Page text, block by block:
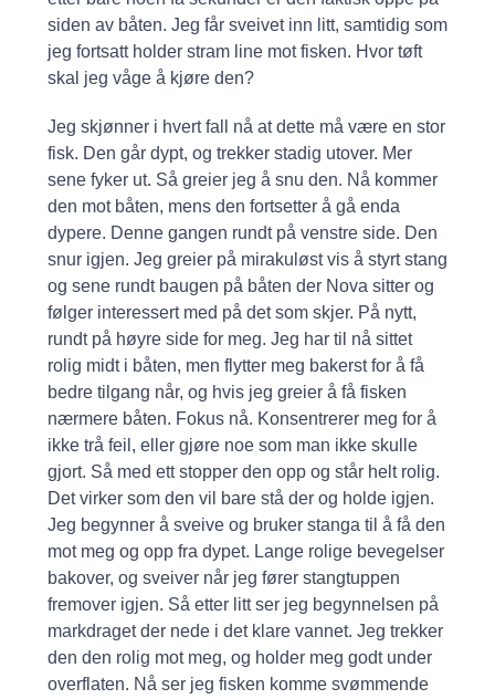
siden av båten. Jeg får sveivet inn litt, samtidig som
jeg fortsatt holder stram line mot fisken. Hvor tøft
skal jeg våge å kjøre den?
Jeg skjønner i hvert fall nå at dette må være en stor
fisk. Den går dypt, og trekker stadig utover. Mer
sene fyker ut. Så greier jeg å snu den. Nå kommer
den mot båten, mens den fortsetter å gå enda
dypere. Denne gangen rundt på venstre side. Den
snur igjen. Jeg greier på mirakuløst vis å styrt stang
og sene rundt baugen på båten der Nova sitter og
følger interessert med på det som skjer. På nytt,
rundt på høyre side for meg. Jeg har til nå sittet
rolig midt i båten, men flytter meg bakerst for å få
bedre tilgang når, og hvis jeg greier å få fisken
nærmere båten. Fokus nå. Konsentrerer meg for å
ikke trå feil, eller gjøre noe som man ikke skulle
gjort. Så med ett stopper den opp og står helt rolig.
Det virker som den vil bare stå der og holde igjen.
Jeg begynner å sveive og bruker stanga til å få den
mot meg og opp fra dypet. Lange rolige bevegelser
bakover, og sveiver når jeg fører stangtuppen
fremover igjen. Så etter litt ser jeg begynnelsen på
markdraget der nede i det klare vannet. Jeg trekker
den den rolig mot meg, og holder meg godt under
overflaten. Nå ser jeg fisken komme svømmende